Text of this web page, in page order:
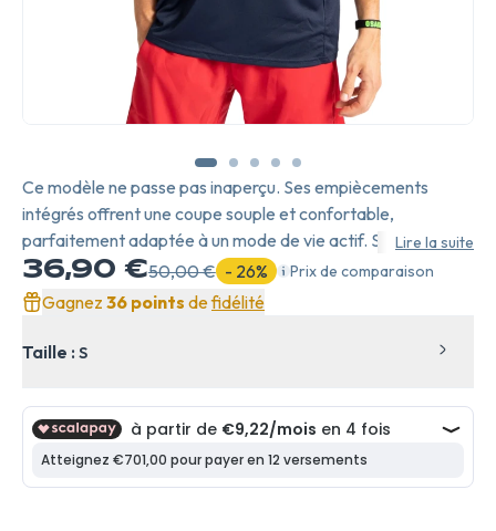
Ce modèle ne passe pas inaperçu. Ses empiècements
intégrés offrent une coupe souple et confortable,
parfaitement adaptée à un mode de vie actif. Son design
moderne et épuré en fait une pièce phare, aussi bien sur le
terrain qu’en dehors.
Lire la suite
36,90 €50,00 € - 26% Prix de comparaison
Gagnez 36 points defidélité
Taille : S